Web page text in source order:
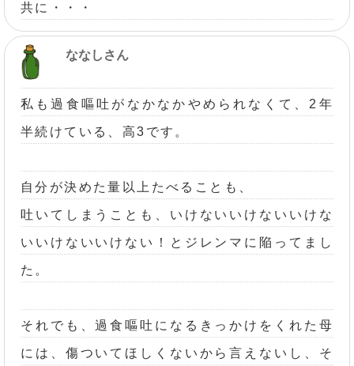
共に・・・
ななしさん
私も過食嘔吐がなかなかやめられなくて、2年
半続けている、高3です。
自分が決めた量以上たべることも、
吐いてしまうことも、いけないいけないいけな
いいけないいけない！とジレンマに陥ってまし
た。
それでも、過食嘔吐になるきっかけをくれた母
には、傷ついてほしくないから言えないし、そ